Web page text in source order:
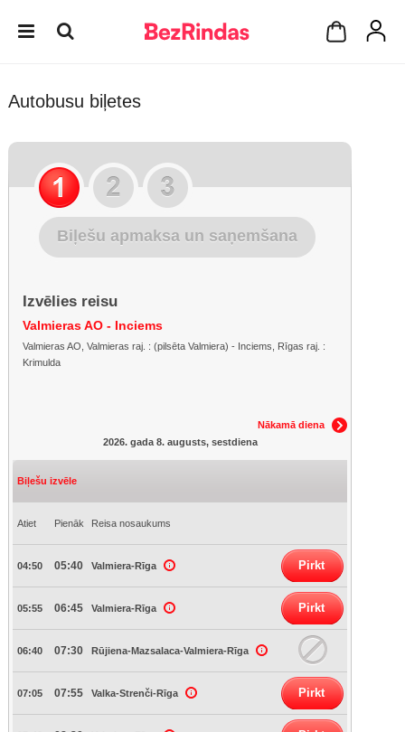
Autobusu biļetes
Biļešu apmaksa un saņemšana
Izvēlies reisu
Valmieras AO - Inciems
Valmieras AO, Valmieras raj. : (pilsēta Valmiera) - Inciems, Rīgas raj. :
Krimulda
Nākamā diena
2026. gada 8. augusts, sestdiena
Biļešu izvēle
Atiet Pienāk Reisa nosaukums
04:50 05:40 Valmiera-Rīga Pirkt
05:55 06:45 Valmiera-Rīga Pirkt
06:40 07:30 Rūjiena-Mazsalaca-Valmiera-Rīga
07:05 07:55 Valka-Strenči-Rīga Pirkt